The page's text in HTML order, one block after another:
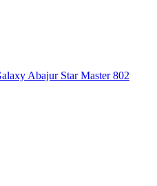
Abajur Star Master 802